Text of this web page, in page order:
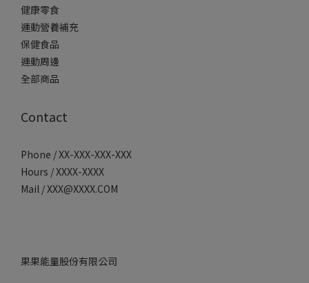
健康零食
運動營養補充
保健食品
運動周邊
全部商品
Contact
Phone / XX-XXX-XXX-XXX
Hours / XXXX-XXXX
Mail / XXX@XXXX.COM
果果能量股份有限公司